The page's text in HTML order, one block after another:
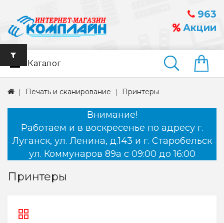
963
Акции
Найти
Каталог
Печать и сканирование Принтеры
Внимание!
Работаем и в воскресенье по адресу г.
Луганск, ул. Ленина, д.143 и г. Старобельск
ул. Коммунаров 89а с 09:00 до 16:00
Принтеры